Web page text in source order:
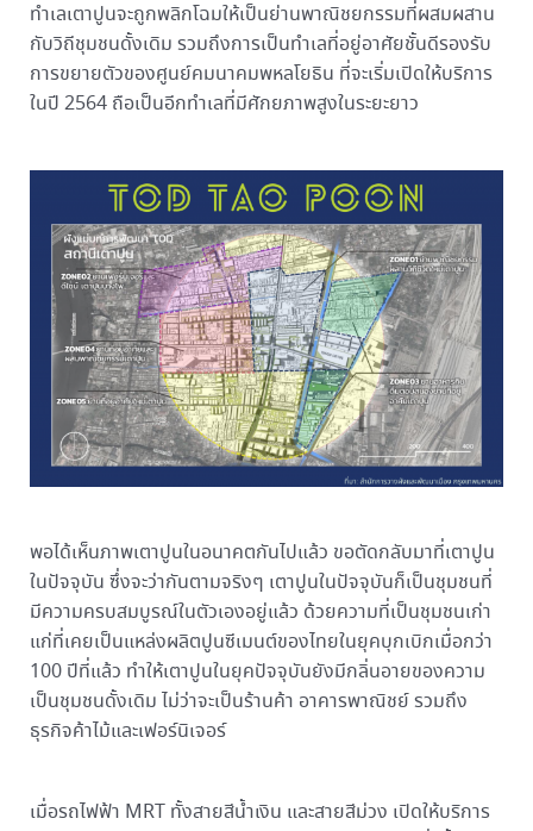
ทำเลเตาปูนจะถูกพลิกโฉมให้เป็นย่านพาณิชยกรรมที่ผสมผสาน
กับวิถีชุมชนดั้งเดิม รวมถึงการเป็นทำเลที่อยู่อาศัยชั้นดีรองรับ
การขยายตัวของศูนย์คมนาคมพหลโยธิน ที่จะเริ่มเปิดให้บริการ
ในปี 2564 ถือเป็นอีกทำเลที่มีศักยภาพสูงในระยะยาว
พอได้เห็นภาพเตาปูนในอนาคตกันไปแล้ว ขอตัดกลับมาที่เตาปูน
ในปัจจุบัน ซึ่งจะว่ากันตามจริงๆ เตาปูนในปัจจุบันก็เป็นชุมชนที่
มีความครบสมบูรณ์ในตัวเองอยู่แล้ว ด้วยความที่เป็นชุมชนเก่า
แก่ที่เคยเป็นแหล่งผลิตปูนซีเมนต์ของไทยในยุคบุกเบิกเมื่อกว่า
100 ปีที่แล้ว ทำให้เตาปูนในยุคปัจจุบันยังมีกลิ่นอายของความ
เป็นชุมชนดั้งเดิม ไม่ว่าจะเป็นร้านค้า อาคารพาณิชย์ รวมถึง
ธุรกิจค้าไม้และเฟอร์นิเจอร์
เมื่อรถไฟฟ้า MRT ทั้งสายสีน้ำเงิน และสายสีม่วง เปิดให้บริการ